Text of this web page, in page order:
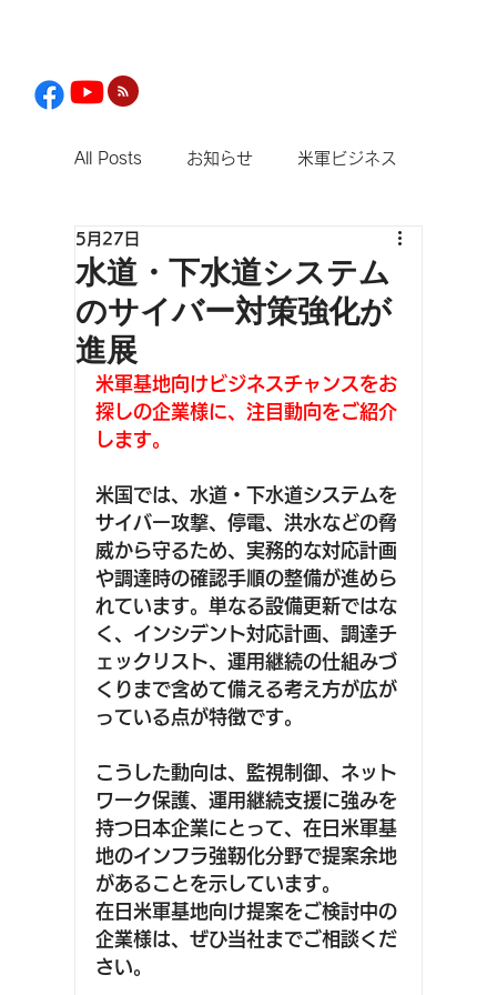
All Posts お知らせ 米軍ビジネス
観光
水道・下水道システム
のサイバー対策強化が
進展
5月27日
米軍基地向けビジネスチャンスをお
探しの企業様に、注目動向をご紹介
します。
米国では、水道・下水道システムを
サイバー攻撃、停電、洪水などの脅
威から守るため、実務的な対応計画
や調達時の確認手順の整備が進めら
れています。単なる設備更新ではな
く、インシデント対応計画、調達チ
ェックリスト、運用継続の仕組みづ
くりまで含めて備える考え方が広が
っている点が特徴です。
こうした動向は、監視制御、ネット
ワーク保護、運用継続支援に強みを
持つ日本企業にとって、在日米軍基
地のインフラ強靭化分野で提案余地
があることを示しています。
在日米軍基地向け提案をご検討中の
企業様は、ぜひ当社までご相談くだ
さい。